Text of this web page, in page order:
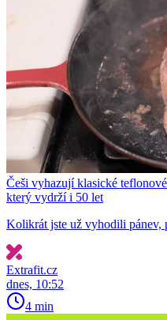
Češi vyhazují klasické
který vydrží i 50 let
Kolikrát jste už vyhodili
Extrafit.cz
dnes, 10:52
4 min